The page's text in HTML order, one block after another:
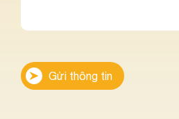
Gửi thông tin